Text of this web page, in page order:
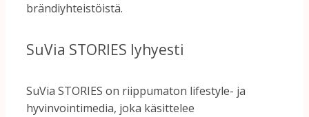
brändiyhteistöistä.
SuVia STORIES lyhyesti
SuVia STORIES on riippumaton lifestyle- ja
hyvinvointimedia, joka käsittelee